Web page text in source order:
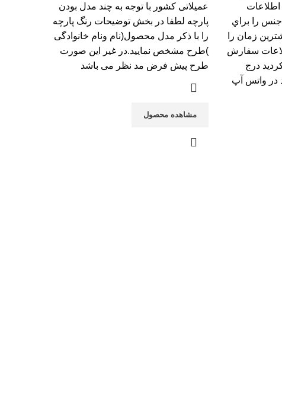
اطلاعات
جنس را براي
زمان را
سفارش
درج
در واتس آپ
عمیلاتی کشور با توجه به چند مدل بودن
پارچه لطفا در بخش توضیحات رنگ پارچه
را با ذکر مدل محصول(نام ونام خانوادگی
)طرح مشخص نمایید.در غیر این صورت
طرح پیش فرض مد نظر می باشد
مشاهده محصول